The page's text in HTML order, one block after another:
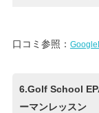
口コミ参照：
6.Golf School
ーマンレッスン